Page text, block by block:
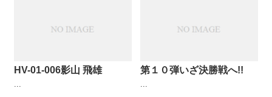
HV-01-006影山 飛雄 第１０弾いざ決勝戦へ!!